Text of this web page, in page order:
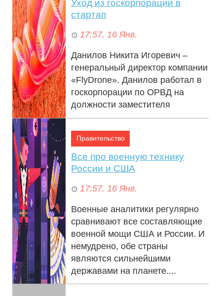
Уход из госкорпорации в
стартап
17:57, 16 Янв.
Данилов Никита Игоревич –
генеральный директор компании
«FlyDrone». Данилов работал в
госкорпорации по ОРВД на
должности заместителя
генерального дир...
Правительство
Все про военную технику
России и США
17:57, 16 Янв.
Военные аналитики регулярно
сравнивают все составляющие
военной мощи США и России. И
немудрено, обе страны
являются сильнейшими
державами на планете....